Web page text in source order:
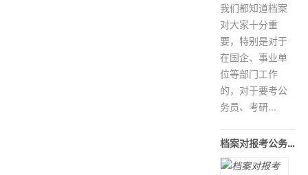
我们都知道档案
对大家十分重
要，特别是对于
在国企、事业单
位等部门工作
的，对于要考公
务员、考研...
档案对报考公务员的重要性